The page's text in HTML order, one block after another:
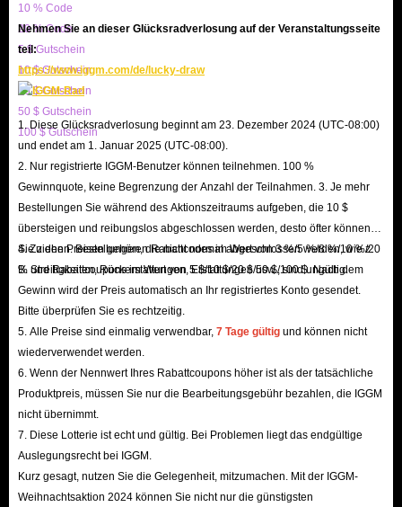
10 % Code
20 % Code
5 $ Gutschein
10 $ Gutschein
20 $ Gutschein
50 $ Gutschein
100 $ Gutschein
Nehmen Sie an dieser Glücksradverlosung auf der Veranstaltungsseite
teil:
https://www.iggm.com/de/lucky-draw
1. Diese Glücksradverlosung beginnt am 23. Dezember 2024 (UTC-08:00)
und endet am 1. Januar 2025 (UTC-08:00).
2. Nur registrierte IGGM-Benutzer können teilnehmen. 100 %
Gewinnquote, keine Begrenzung der Anzahl der Teilnahmen. 3. Je mehr
Bestellungen Sie während des Aktionszeitraums aufgeben, die 10 $
übersteigen und reibungslos abgeschlossen werden, desto öfter können
Sie ziehen. Bestellungen, die nicht normal abgeschlossen werden, wie z.
B. Streitigkeiten, Rückerstattungen, Erstattungen usw., sind ungültig.
4. Zu den Preisen gehören Rabattcodes im Wert von 3 %/5 %/8 %/10 %/20
% und Rabattcoupons im Wert von 5 $/10 $/20 $/50 $/100 $. Nach dem
Gewinn wird der Preis automatisch an Ihr registriertes Konto gesendet.
Bitte überprüfen Sie es rechtzeitig.
5. Alle Preise sind einmalig verwendbar, 7 Tage gültig und können nicht
wiederverwendet werden.
6. Wenn der Nennwert Ihres Rabattcoupons höher ist als der tatsächliche
Produktpreis, müssen Sie nur die Bearbeitungsgebühr bezahlen, die IGGM
nicht übernimmt.
7. Diese Lotterie ist echt und gültig. Bei Problemen liegt das endgültige
Auslegungsrecht bei IGGM.
Kurz gesagt, nutzen Sie die Gelegenheit, mitzumachen. Mit der IGGM-
Weihnachtsaktion 2024 können Sie nicht nur die günstigsten